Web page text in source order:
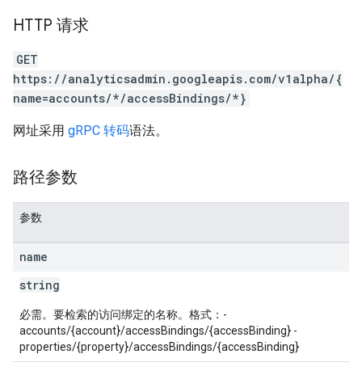
HTTP 请求
GET
https://analyticsadmin.googleapis.com/v1alpha/{
name=accounts/*/accessBindings/*}
网址采用 gRPC 转码语法。
路径参数
参数
name
string
必需。要检索的访问绑定的名称。格式：-
accounts/{account}/accessBindings/{accessBinding} -
properties/{property}/accessBindings/{accessBinding}